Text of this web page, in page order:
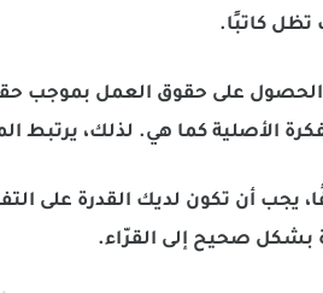
تظل كاتبًا.
على حقوق العمل بموجب
الأصلية كما هي. لذلك، يرتبط
يجب أن تكون لديك القدرة على
بشكل صحيح إلى القرّاء.